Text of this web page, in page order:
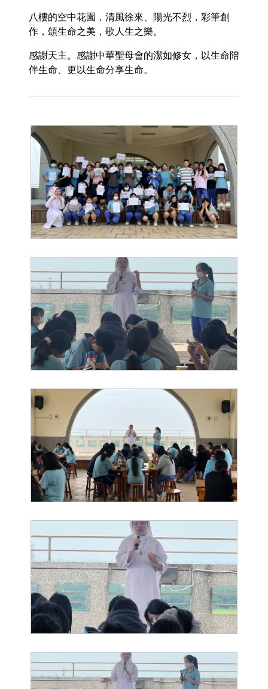
八樓的空中花園，清風徐來、陽光不烈，彩筆創
作，頌生命之美，歌人生之樂。
感謝天主。感謝中華聖母會的潔如修女，以生命陪
伴生命、更以生命分享生命。